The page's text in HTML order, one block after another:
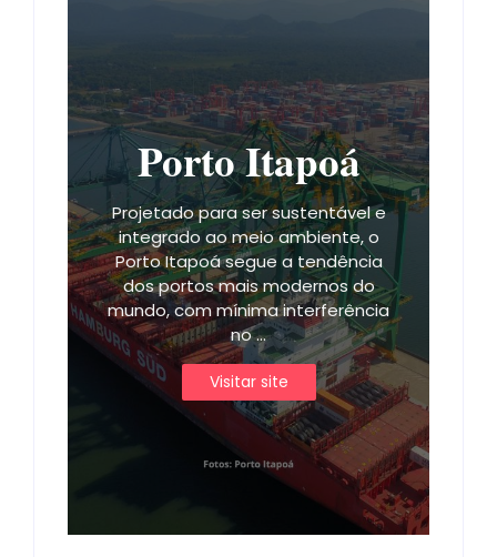
Porto Itapoá
Projetado para ser sustentável e
integrado ao meio ambiente, o
Porto Itapoá segue a tendência
dos portos mais modernos do
mundo, com mínima interferência
no ...
Visitar site